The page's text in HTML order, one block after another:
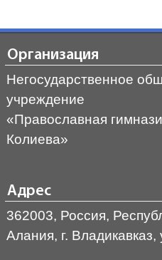
Организация
Негосударственное
учреждение
«Православная
Колиева»
Адрес
362003, Россия,
Алания, г.